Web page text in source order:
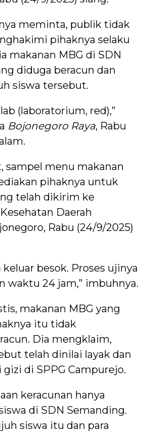
meminta, publik tidak
pihaknya selaku
makanan MBG di SDN
diduga beracun dan
siswa tersebut.
(laboratorium, red),”
Bojonegoro Raya, Rabu
sampel menu makanan
pihaknya untuk
telah dikirim ke
Daerah
Rabu (24/9/2025)
keluar besok. Proses ujinya
waktu 24 jam,” imbuhnya.
makanan MBG yang
itu tidak
Dia mengklaim,
telah dinilai layak dan
gizi di SPPG Campurejo.
keracunan hanya
di SDN Semanding.
siswa itu dan para